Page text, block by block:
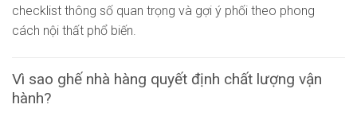
checklist thông số quan trọng và gợi ý phối theo phong
cách nội thất phổ biến.
Vì sao ghế nhà hàng quyết định chất lượng vận
hành?